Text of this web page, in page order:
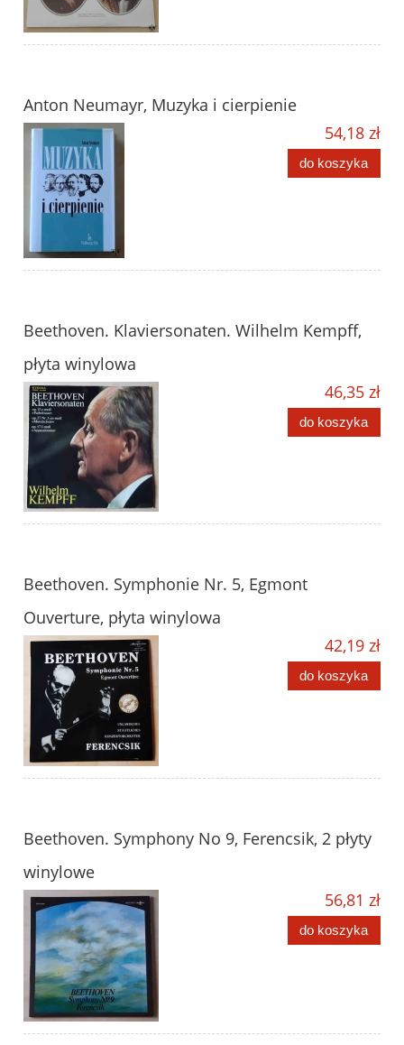
Anton Neumayr, Muzyka i cierpienie
54,18 zł
do koszyka
Beethoven. Klaviersonaten. Wilhelm Kempff,
płyta winylowa
46,35 zł
do koszyka
Beethoven. Symphonie Nr. 5, Egmont
Ouverture, płyta winylowa
42,19 zł
do koszyka
Beethoven. Symphony No 9, Ferencsik, 2 płyty
winylowe
56,81 zł
do koszyka